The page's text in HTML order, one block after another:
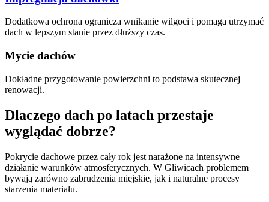
Dodatkowa ochrona ogranicza wnikanie wilgoci i pomaga utrzymać
dach w lepszym stanie przez dłuższy czas.
Mycie dachów
Dokładne przygotowanie powierzchni to podstawa skutecznej
renowacji.
Dlaczego dach po latach przestaje
wyglądać dobrze?
Pokrycie dachowe przez cały rok jest narażone na intensywne
działanie warunków atmosferycznych. W Gliwicach problemem
bywają zarówno zabrudzenia miejskie, jak i naturalne procesy
starzenia materiału.